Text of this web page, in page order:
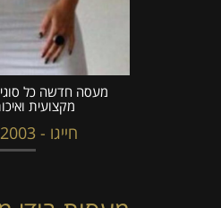
מעסה חדשה כל
מקצועית
חייגו - 0554532003